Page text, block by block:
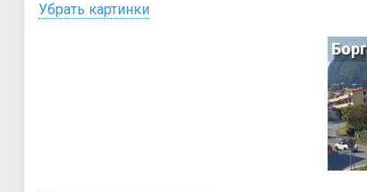
Убрать картинки